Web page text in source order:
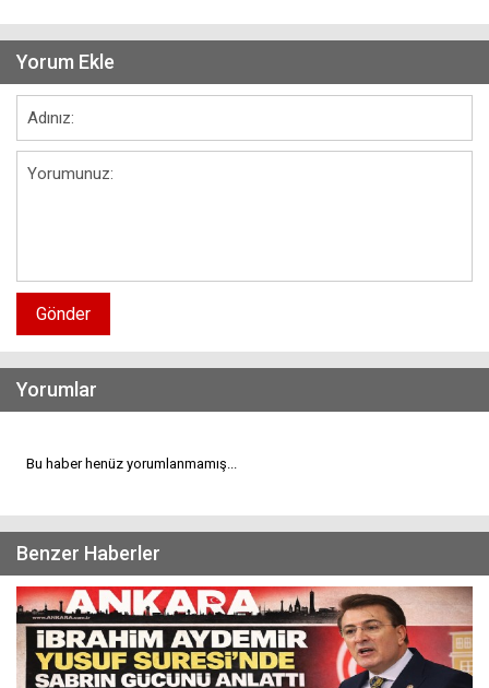
Yorum Ekle
Gönder
Yorumlar
Bu haber henüz yorumlanmamış...
Benzer Haberler